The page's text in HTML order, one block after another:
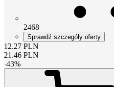
2468
Sprawdź szczegóły oferty
12.27 PLN
21.46 PLN
-43%